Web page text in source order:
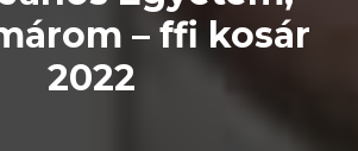
– ffi kosár
2022